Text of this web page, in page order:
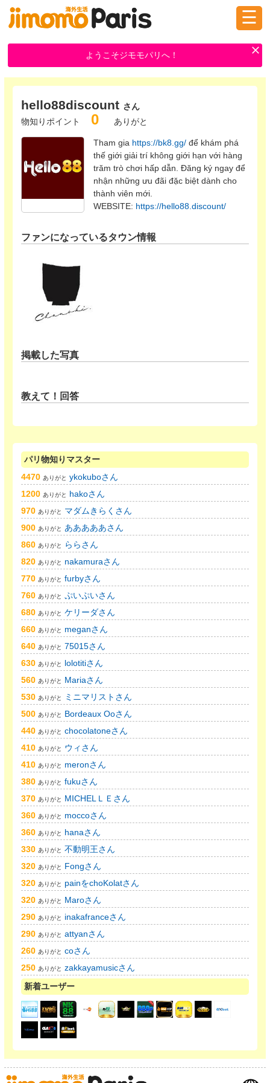
ログイン 新規登録
イベント 求人
☰
ようこそジモモパリへ！
hello88discount さん
物知りポイント 0 ありがと
Tham gia https://bk8.gg/để khám phá
thế giới giải trí không giới hạn với hàng
trăm trò chơi hấp dẫn. Đăng ký ngay để
nhận những ưu đãi đặc biệt dành cho
thành viên mới.
WEBSITE: https://hello88.discount/
ファンになっているタウン情報
掲載した写真
教えて！回答
パリ物知りマスター
4470 ありがと ykokuboさん
1200 ありがと
hakoさん
970 ありがと
マダムきらくさん
900 ありがと
あああああさん
860 ありがと
ららさん
820 ありがと
nakamuraさん
770 ありがと furbyさん
760 ありがと ぷいぷいさん
680 ありがと ケリーダさん
660 ありがと
meganさん
640 ありがと 75015さん
630 ありがと
lolotitiさん
560 ありがと
Mariaさん
530 ありがと
ミニマリストさん
500 ありがと
Bordeaux Ooさん
440 ありがと chocolatoneさん
410 ありがと
ウィさん
410 ありがと
meronさん
380 ありがと fukuさん
370 ありがと
MICHELＬＥさん
360 ありがと
moccoさん
360 ありがと
hanaさん
330 ありがと 不動明王さん
320 ありがと
Fongさん
320 ありがと
painをchoKolatさん
320 ありがと
Maroさん
290 ありがと
inakafranceさん
290 ありがと attyanさん
260 ありがと coさん
250 ありがと zakkayamusicさん
新着ユーザー